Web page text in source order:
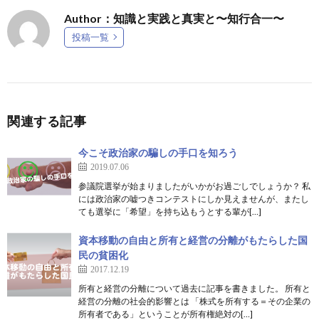
Author：知識と実践と真実と〜知行合一〜
投稿一覧
関連する記事
今こそ政治家の騙しの手口を知ろう
2019.07.06
参議院選挙が始まりましたがいかがお過ごしでしょうか？ 私
には政治家の嘘つきコンテストにしか見えませんが、またし
ても選挙に「希望」を持ち込もうとする輩が[…]
資本移動の自由と所有と経営の分離がもたらした国
民の貧困化
2017.12.19
所有と経営の分離について過去に記事を書きました。 所有と
経営の分離の社会的影響とは 「株式を所有する＝その企業の
所有者である」ということが所有権絶対の[…]